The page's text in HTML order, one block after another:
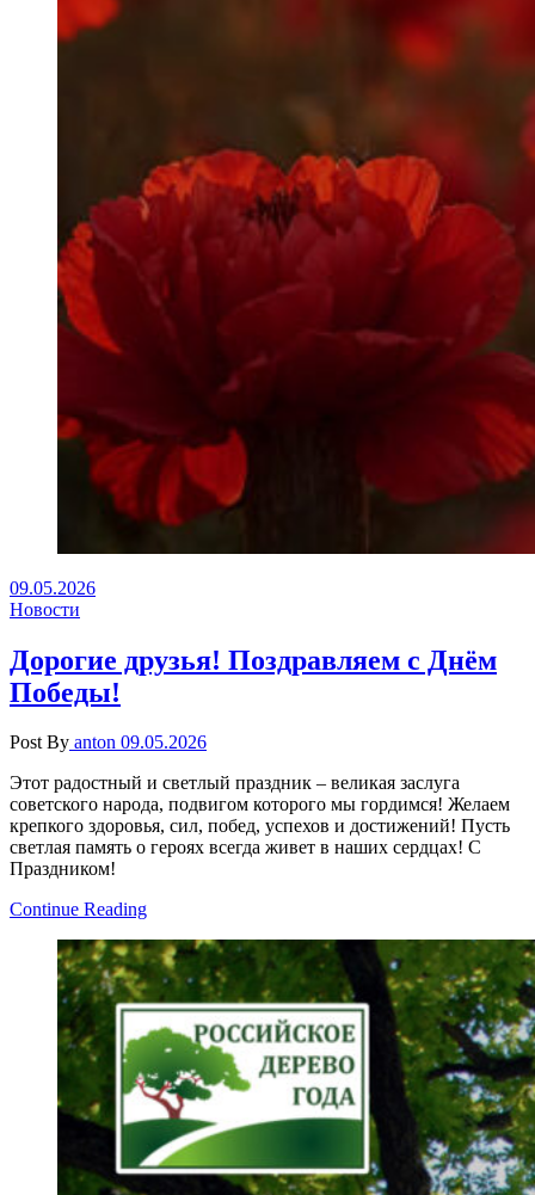
09.05.2026
Новости
Дорогие друзья! Поздравляем с Днём
Победы!
Post By anton 09.05.2026
Этот радостный и светлый праздник – великая заслуга
советского народа, подвигом которого мы гордимся! Желаем
крепкого здоровья, сил, побед, успехов и достижений! Пусть
светлая память о героях всегда живет в наших сердцах! С
Праздником!
Continue Reading